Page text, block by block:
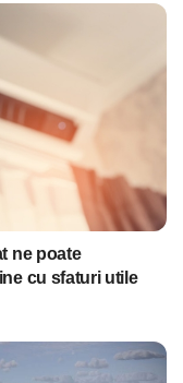
ne poate
cu sfaturi utile